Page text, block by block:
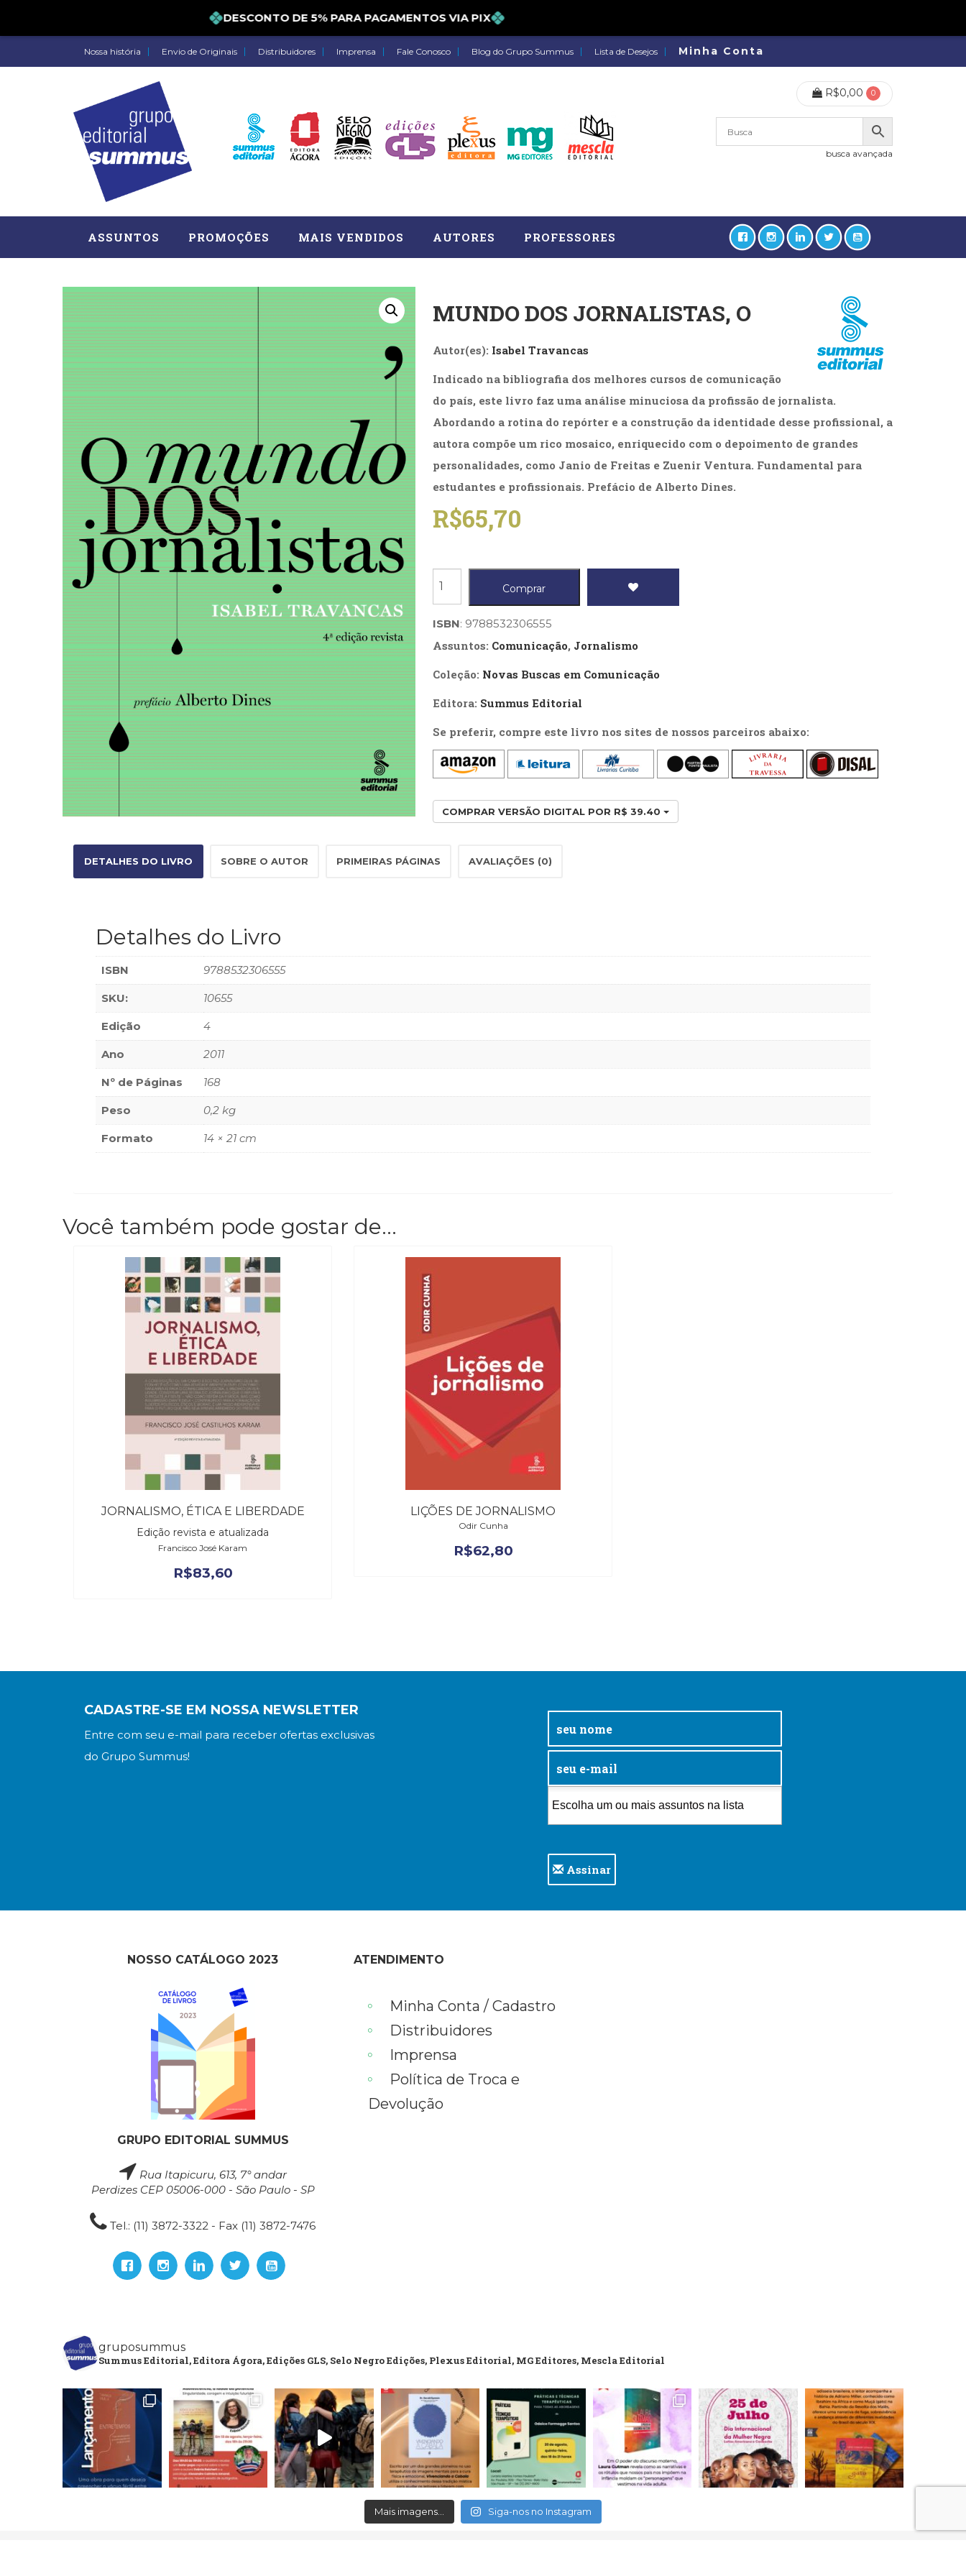
DESCONTO DE 5% PARA PAGAMENTOS VIA PIX
Nossa história Envio de Originais Distribuidores Imprensa Fale Conosco Blog do Grupo Summus Lista de Desejos Minha Conta
R$0,00 0
busca avançada
ASSUNTOS
Administração, RH (77) Astrologia (27)
Atualidades, Política, Direitos Humanos (133)
Autoajuda (95)
Biografias, Depoimentos, Vivências (104)
Cinema (23)
Comportamento (418)
Corpo e Movimento (226)
Crescimento Interior (222)
Culinária, Alimentação (14)
Economia, Negócios (31)
Educação (278)
Educação Especial (39)
Fisioterapia (47)
Fonoaudiologia (54)
Gestalt-terapia (93)
Jornalismo (57)
Literatura Erótica (11)
Literatura, Ficção, Ensaios (69)
Obras de referência (48)
PNL (Programação Neurolingüística) (41)
Psicodrama (200)
Psicologia, Psicoterapia (799)
Publicidade, Propaganda e Marketing (33)
Puericultura (23)
Rádio (8)
Relações Públicas e Comunicação Empresarial
(31)
Religião, Espiritualidade, Filosofia (63)
Sem categoria (0) Televisão (22)
Terapia Ocupacional (21)
Treinamento e RH (65)
Vida Prática (32)
PROMOÇÕES MAIS VENDIDOS AUTORES PROFESSORES
MUNDO DOS JORNALISTAS, O
Autor(es): Isabel Travancas
Indicado na bibliografia dos melhores cursos de comunicação
do país, este livro faz uma análise minuciosa da profissão de jornalista.
Abordando a rotina do repórter e a construção da identidade desse profissional, a
autora compõe um rico mosaico, enriquecido com o depoimento de grandes
personalidades, como Janio de Freitas e Zuenir Ventura. Fundamental para
estudantes e profissionais. Prefácio de Alberto Dines.
R$65,70
Mundo
jornalistas,
O
Comprar
ISBN: 9788532306555
Assuntos: Comunicação, Jornalismo
Coleção: Novas Buscas em Comunicação
Editora: Summus Editorial
Se preferir, compre este livro nos sites de nossos parceiros abaixo:
COMPRAR VERSÃO DIGITAL POR R$ 39.40
DETALHES DO LIVRO SOBRE O AUTOR PRIMEIRAS PÁGINAS AVALIAÇÕES (0)
Detalhes do Livro
ISBN 9788532306555
SKU: 10655
Edição 4
Ano 2011
Nº de Páginas 168
Peso 0,2 kg
Formato 14 × 21 cm
Você também pode gostar de…
JORNALISMO, ÉTICA E LIBERDADE
Edição revista e atualizada
Francisco José Karam
R$83,60
LIÇÕES DE JORNALISMO
Odir Cunha
R$62,80
CADASTRE-SE EM NOSSA NEWSLETTER
Entre com seu e-mail para receber ofertas exclusivas
do Grupo Summus!
Assinar
NOSSO CATÁLOGO 2023
GRUPO EDITORIAL SUMMUS
Rua Itapicuru, 613, 7° andar
Perdizes CEP 05006-000 - São Paulo - SP
Tel.: (11) 3872-3322 - Fax (11) 3872-7476
ATENDIMENTO
Minha Conta / Cadastro
Distribuidores
Imprensa
Política de Troca e
Devolução
gruposummus
Summus Editorial, Editora Ágora, Edições GLS, Selo Negro Edições, Plexus Editorial, MG Editores, Mescla Editorial
Mais imagens... Siga-nos no Instagram